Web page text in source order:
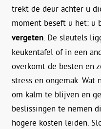
trekt de deur achter u
moment beseft u het: u
vergeten . De sleutels
keukentafel of in een
overkomt de besten en
stress en ongemak. Wat
om kalm te blijven en
beslissingen te nemen
hogere kosten leiden.